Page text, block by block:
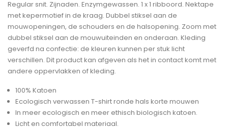
Regular snit. Zijnaden. Enzymgewassen. 1 x 1 ribboord. Nektape
met kepermotief in de kraag. Dubbel stiksel aan de
mouwopeningen, de schouders en de halsopening. Zoom met
dubbel stiksel aan de mouwuiteinden en onderaan. Kleding
geverfd na confectie: de kleuren kunnen per stuk licht
verschillen. Dit product kan afgeven als het in contact komt met
andere oppervlakken of kleding.
100% Katoen
Ecologisch verwassen T-shirt ronde hals korte mouwen
In meer ecologisch en meer ethisch biologisch katoen.
Licht en comfortabel materiaal.